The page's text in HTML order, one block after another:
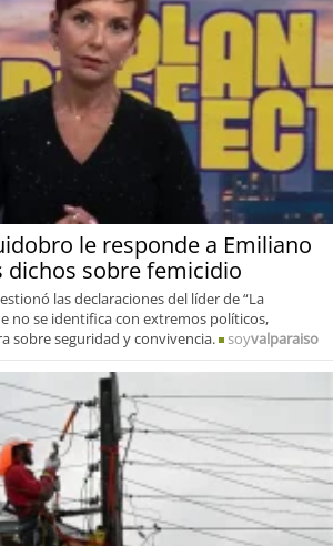
le responde a Emiliano
dichos sobre femicidio
las declaraciones del líder de “La
no se identifica con extremos políticos,
sobre seguridad y convivencia.
soyvalparaiso